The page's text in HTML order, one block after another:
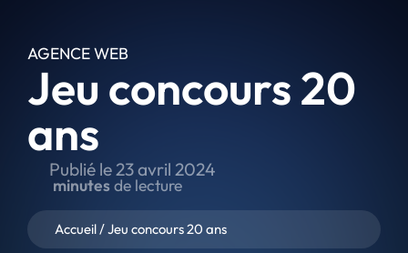
AGENCE WEB
Jeu concours 20
ans
Publié le23 avril 2024
minutesde lecture
Accueil/Jeu concours 20 ans